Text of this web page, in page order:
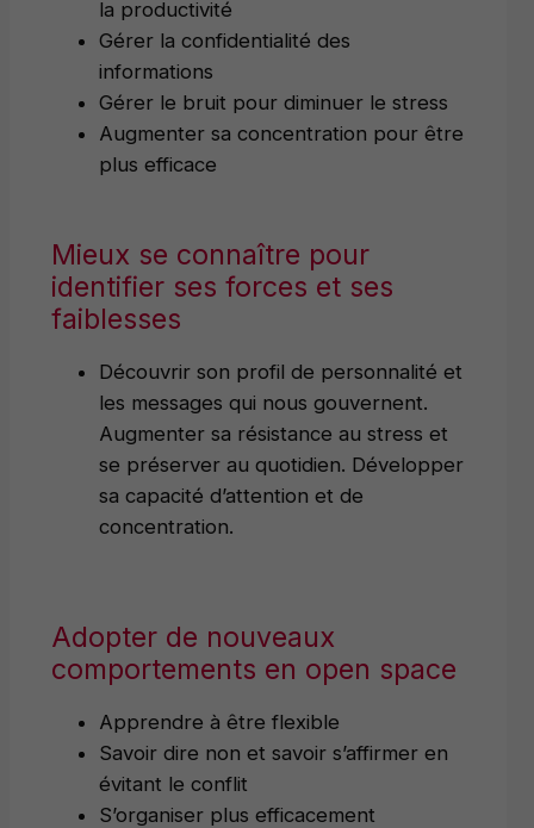
la productivité
Gérer la confidentialité des
informations
Gérer le bruit pour diminuer le stress
Augmenter sa concentration pour être
plus efficace
Mieux se connaître pour
identifier ses forces et ses
faiblesses
Découvrir son profil de personnalité et
les messages qui nous gouvernent.
Augmenter sa résistance au stress et
se préserver au quotidien. Développer
sa capacité d’attention et de
concentration.
Adopter de nouveaux
comportements en open space
Apprendre à être flexible
Savoir dire non et savoir s’affirmer en
évitant le conflit
S’organiser plus efficacement